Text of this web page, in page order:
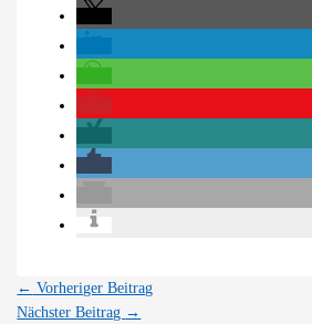
← Vorheriger Beitrag
Nächster Beitrag →